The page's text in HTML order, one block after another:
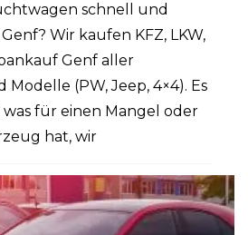
schnell und
Wir kaufen KFZ, LKW,
Genf aller
(PW, Jeep, 4×4). Es
für einen Mangel oder
hat, wir